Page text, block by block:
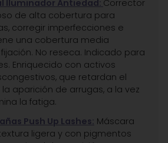
Iluminador Antiedad: Corrector
de alta cobertura para
corregir imperfecciones e
una cobertura media
No reseca. Indicado para
Enriquecido con activos
que retardan el
aparición de arrugas, a la vez
la fatiga.
Push Up Lashes: Máscara
ligera y con pigmentos